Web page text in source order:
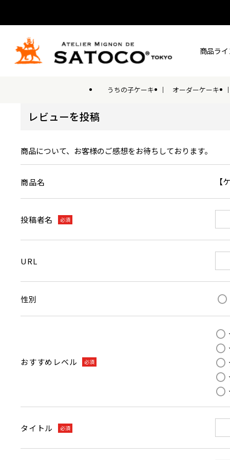
商品ラ
うちの子ケーキ オーダーケーキ
レビューを投稿
商品について、お客様のご感想をお待ちしております。
商品名 【
投稿者名 必須
URL
性別
おすすめレベル 必須
タイトル 必須